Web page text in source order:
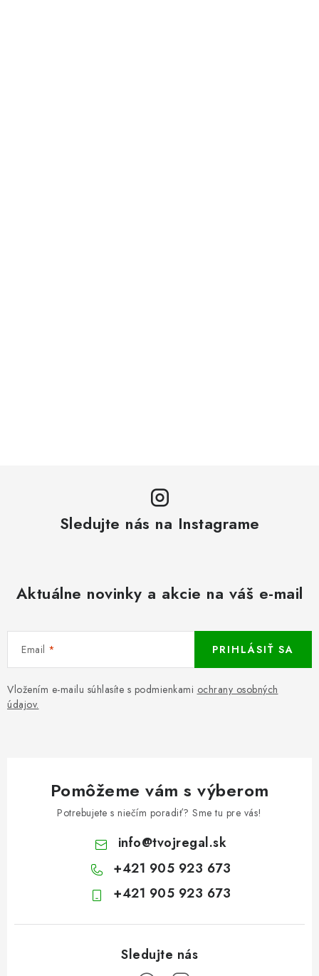
Sledujte nás na Instagrame
Aktuálne novinky a akcie na váš e-mail
Email
Vložením e-mailu súhlasíte s podmienkami ochrany osobných
údajov.
PRIHLÁSIŤ SA
Pomôžeme vám s výberom
Potrebujete s niečím poradiť? Sme tu pre vás!
info@tvojregal.sk
+421 905 923 673
+421 905 923 673